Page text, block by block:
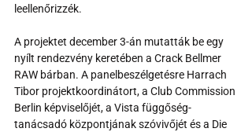
leellenőrizzék.
A projektet december 3-án mutatták be egy
nyílt rendezvény keretében a Crack Bellmer
RAW bárban. A panelbeszélgetésre Harrach
Tibor projektkoordinátort, a Club Commission
Berlin képviselőjét, a Vista függőség-
tanácsadó központjának szóvivőjét és a Die